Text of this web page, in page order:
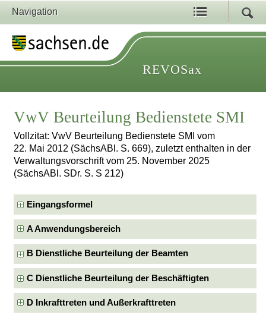
Navigation
REVOSax
VwV Beurteilung Bedienstete SMI
Vollzitat: VwV Beurteilung Bedienstete SMI vom
22. Mai 2012 (SächsABl. S. 669), zuletzt enthalten in der
Verwaltungsvorschrift vom 25. November 2025
(SächsABl. SDr. S. S 212)
Eingangsformel
A Anwendungsbereich
B Dienstliche Beurteilung der Beamten
C Dienstliche Beurteilung der Beschäftigten
D Inkrafttreten und Außerkrafttreten